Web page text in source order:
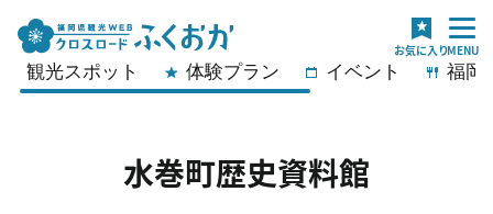
観光スポット 体験プラン イベント 福岡
水巻町歴史資料館